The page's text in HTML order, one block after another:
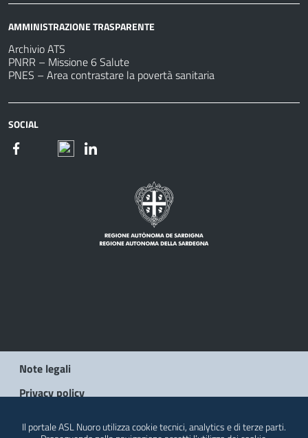
AMMINISTRAZIONE TRASPARENTE
Archivio ATS
PNRR – Missione 6 Salute
PNES – Area contrastare la povertà sanitaria
SOCIAL
Note legali
Privacy policy
Il portale ASL Nuoro utilizza cookie tecnici, analytics e di terze parti.